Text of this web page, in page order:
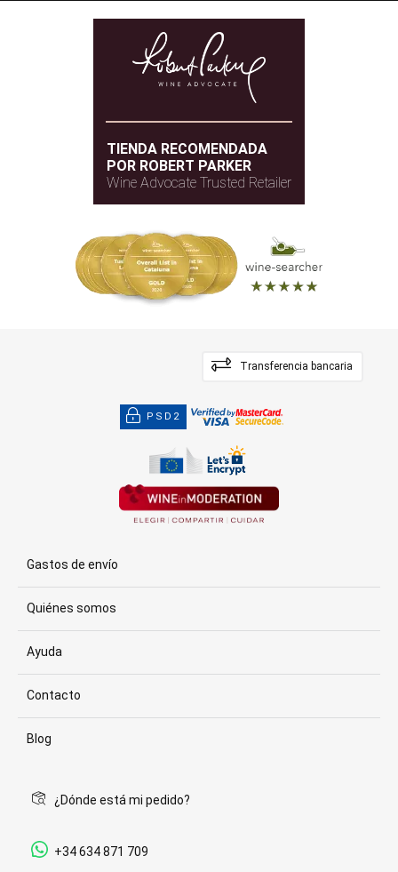
TIENDA RECOMENDADA
POR ROBERT PARKER
Wine Advocate Trusted Retailer
Transferencia bancaria
PSD2
Gastos de envío
Quiénes somos
Ayuda
Contacto
Blog
¿Dónde está mi pedido?
+34 634 871 709